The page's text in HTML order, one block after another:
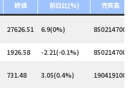
終値 前日比(%) 売買高
27626.51 6.9(0%) 850214700
1926.58 -2.21(-0.1%)
850214700
731.48 3.05(0.4%) 190419100